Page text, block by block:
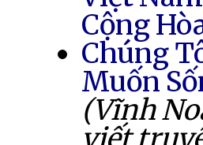
Cộng
Chúng
Muốn
(Vĩnh